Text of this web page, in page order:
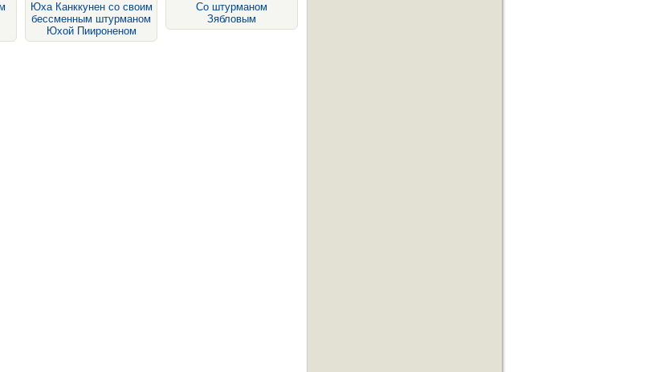
Юха Канккунен со своим
бессменным штурманом
Юхой Пиироненом
Со штурманом
Зябловым